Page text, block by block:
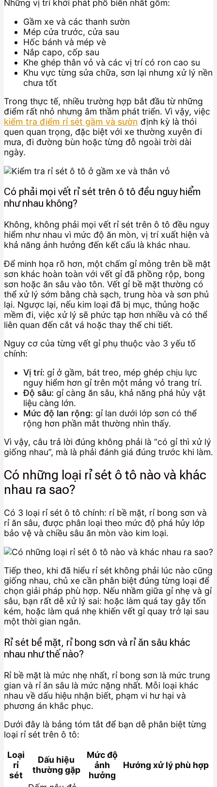
Những vị trí khởi phát phổ biến nhất gồm:
Gầm xe và các thanh sườn
Mép cửa trước, cửa sau
Hốc bánh và mép vè
Nắp capo, cốp sau
Khe ghép thân vỏ và các vị trí có ron cao su
Khu vực từng sửa chữa, sơn lại nhưng xử lý nền
chưa tốt
Trong thực tế, nhiều trường hợp bắt đầu từ những
điểm rất nhỏ nhưng âm thầm phát triển. Vì vậy, việc
kiểm tra điểm rỉ sét gầm và sườn định kỳ là thói
quen quan trọng, đặc biệt với xe thường xuyên đi
mưa, đi đường bùn hoặc từng đỗ ngoài trời dài
ngày.
Có phải mọi vết rỉ sét trên ô tô đều nguy hiểm
như nhau không?
Không, không phải mọi vết rỉ sét trên ô tô đều nguy
hiểm như nhau vì mức độ ăn mòn, vị trí xuất hiện và
khả năng ảnh hưởng đến kết cấu là khác nhau.
Để minh họa rõ hơn, một chấm gỉ mỏng trên bề mặt
sơn khác hoàn toàn với vết gỉ đã phồng rộp, bong
sơn hoặc ăn sâu vào tôn. Vết gỉ bề mặt thường có
thể xử lý sớm bằng chà sạch, trung hòa và sơn phủ
lại. Ngược lại, nếu kim loại đã bị mục, thủng hoặc
mềm đi, việc xử lý sẽ phức tạp hơn nhiều và có thể
liên quan đến cắt vá hoặc thay thế chi tiết.
Nguy cơ của từng vết gỉ phụ thuộc vào 3 yếu tố
chính:
Vị trí: gỉ ở gầm, bát treo, mép ghép chịu lực
nguy hiểm hơn gỉ trên một mảng vỏ trang trí.
Độ sâu: gỉ càng ăn sâu, khả năng phá hủy vật
liệu càng lớn.
Mức độ lan rộng: gỉ lan dưới lớp sơn có thể
rộng hơn phần mắt thường nhìn thấy.
Vì vậy, câu trả lời đúng không phải là “có gỉ thì xử lý
giống nhau”, mà là phải đánh giá đúng trước khi làm.
Có những loại rỉ sét ô tô nào và khác
nhau ra sao?
Có 3 loại rỉ sét ô tô chính: rỉ bề mặt, rỉ bong sơn và
rỉ ăn sâu, được phân loại theo mức độ phá hủy lớp
bảo vệ và chiều sâu ăn mòn vào kim loại.
Tiếp theo, khi đã hiểu rỉ sét không phải lúc nào cũng
giống nhau, chủ xe cần phân biệt đúng từng loại để
chọn giải pháp phù hợp. Nếu nhầm giữa gỉ nhẹ và gỉ
sâu, bạn rất dễ xử lý sai: hoặc làm quá tay gây tốn
kém, hoặc làm quá nhẹ khiến vết gỉ quay trở lại sau
một thời gian ngắn.
Rỉ sét bề mặt, rỉ bong sơn và rỉ ăn sâu khác
nhau như thế nào?
Rỉ bề mặt là mức nhẹ nhất, rỉ bong sơn là mức trung
gian và rỉ ăn sâu là mức nặng nhất. Mỗi loại khác
nhau về dấu hiệu nhận biết, phạm vi hư hại và
phương án khắc phục.
Dưới đây là bảng tóm tắt để bạn dễ phân biệt từng
loại rỉ sét trên ô tô:
Loại
rỉ
sét
Dấu hiệu
thường gặp
Mức độ
ảnh
hưởng
Hướng xử lý phù hợp